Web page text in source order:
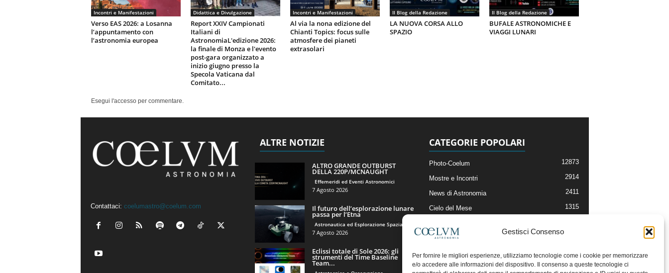
Gestisci Consenso
Per fornire le migliori esperienze, utilizziamo tecnologie come i cookie per memorizzare
e/o accedere alle informazioni del dispositivo. Il consenso a queste tecnologie ci
Incontri e Manifestazioni
Verso EAS 2026: a Losanna
l’appuntamento con
l’astronomia europea
Didattica e Divulgazione
Report XXIV Campionati
Italiani di
AstronomiaL'edizione 2026:
la finale di Monza e l'evento
post-gara organizzato a
inizio giugno presso la
Specola Vaticana dal
Comitato...
Incontri e Manifestazioni
Al via la nona edizione del
Chianti Topics: focus sulle
atmosfere dei pianeti
extrasolari
Il Blog della Redazione
LA NUOVA CORSA ALLO
SPAZIO
Il Blog della Redazione
BUFALE ASTRONOMICHE E
VIAGGI LUNARI
Esegui l'accesso per commentare.
Contattaci: coelumastro@coelum.com
ALTRE NOTIZIE
ALTRO GRANDE OUTBURST
DELLA 220P/MCNAUGHT
Effemeridi ed Eventi Astronomici
7 Agosto 2026
Il futuro dell’esplorazione lunare
passa per l’Etna
Astronautica ed Esplorazione Spaziale
7 Agosto 2026
Eclissi totale di Sole 2026: gli
strumenti del Time Baseline
Team...
CATEGORIE POPOLARI
Photo-Coelum 12873
Mostre e Incontri 2914
News di Astronomia 2411
Cielo del Mese 1315
Articoli e Risorse On-Line
Il Blog della Redazione